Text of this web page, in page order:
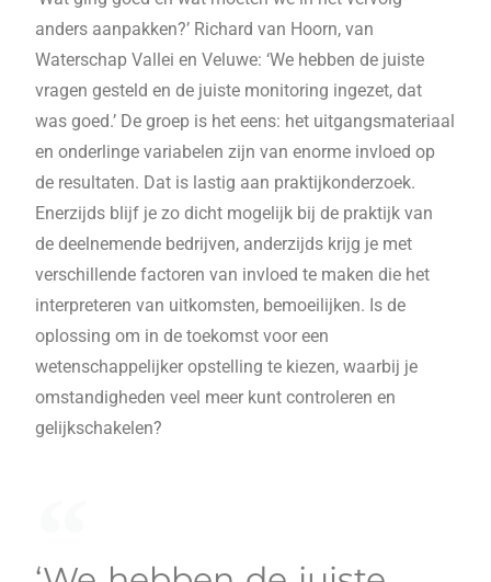
anders aanpakken?’ Richard van Hoorn, van
Waterschap Vallei en Veluwe: ‘We hebben de juiste
vragen gesteld en de juiste monitoring ingezet, dat
was goed.’ De groep is het eens: het uitgangsmateriaal
en onderlinge variabelen zijn van enorme invloed op
de resultaten. Dat is lastig aan praktijkonderzoek.
Enerzijds blijf je zo dicht mogelijk bij de praktijk van
de deelnemende bedrijven, anderzijds krijg je met
verschillende factoren van invloed te maken die het
interpreteren van uitkomsten, bemoeilijken. Is de
oplossing om in de toekomst voor een
wetenschappelijker opstelling te kiezen, waarbij je
omstandigheden veel meer kunt controleren en
gelijkschakelen?